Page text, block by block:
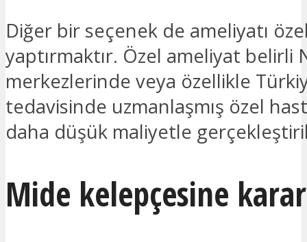
Diğer bir seçenek de ameliyatı
yaptırmaktır. Özel ameliyat belirli
merkezlerinde veya özellikle
tedavisinde uzmanlaşmış özel
daha düşük maliyetle
Mide kelepçesine